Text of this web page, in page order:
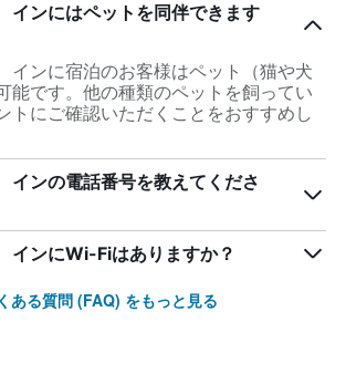
ンにはペットを同伴できます
ンに宿泊のお客様はペット（猫や犬
能です。他の種類のペットを飼ってい
トにご確認いただくことをおすすめし
ンの電話番号を教えてくださ
ンにWi-Fiはありますか？
ある質問 (FAQ) をもっと見る